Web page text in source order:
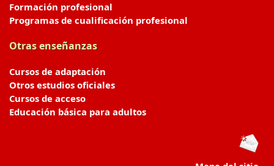
Formación profesional
Programas de cualificación profesional
Otras enseñanzas
Cursos de adaptación
Otros estudios oficiales
Cursos de acceso
Educación básica para adultos